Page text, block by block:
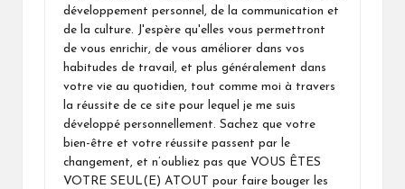
développement personnel, de la communication et
de la culture. J'espère qu'elles vous permettront
de vous enrichir, de vous améliorer dans vos
habitudes de travail, et plus généralement dans
votre vie au quotidien, tout comme moi à travers
la réussite de ce site pour lequel je me suis
développé personnellement. Sachez que votre
bien-être et votre réussite passent par le
changement, et n’oubliez pas que VOUS ÊTES
VOTRE SEUL(E) ATOUT pour faire bouger les